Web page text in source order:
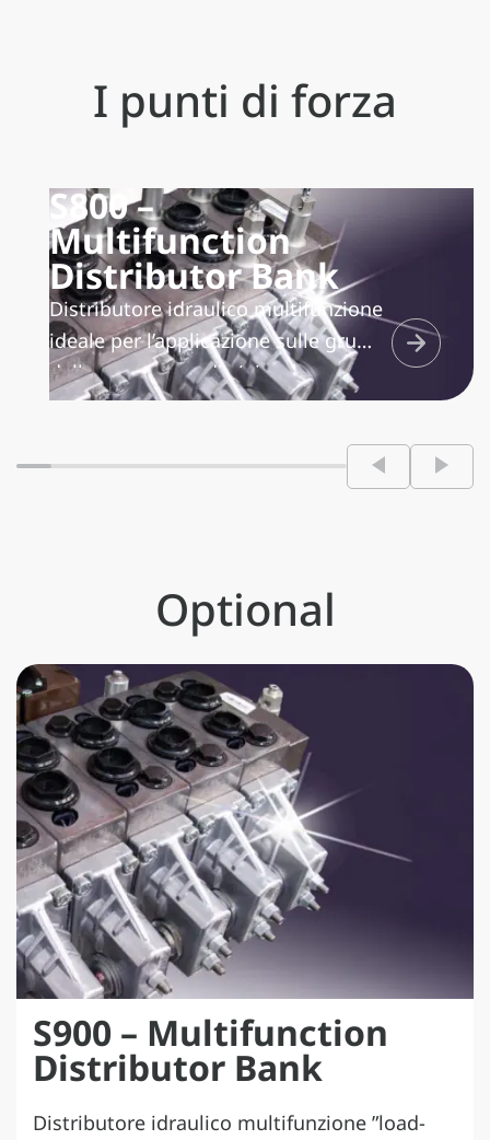
I punti di forza
S800 –
Multifunction
Distributor Bank
Distributore idraulico multifunzione
ideale per l’applicazione sulle gru
della gamma medio/piccola, con
alberini calibrati rispetto alle
della gru.
Optional
S900 – Multifunction
Distributor Bank
Distributore idraulico multifunzione ”load-